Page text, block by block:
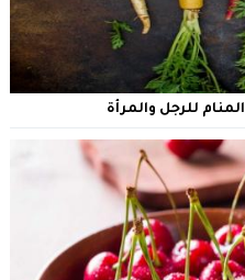
للرجل والمرأة